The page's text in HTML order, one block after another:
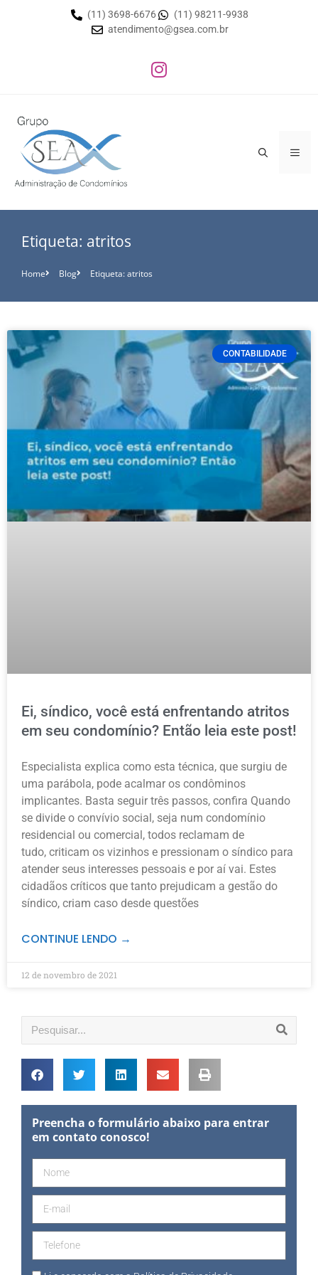
(11) 3698-6676
(11) 98211-9938
atendimento@gsea.com.br
Etiqueta: atritos
Home Blog Etiqueta: atritos
CONTABILIDADE
Ei, síndico, você está enfrentando atritos
em seu condomínio? Então leia este post!
Especialista explica como esta técnica, que surgiu de
uma parábola, pode acalmar os condôminos
implicantes. Basta seguir três passos, confira Quando
se divide o convívio social, seja num condomínio
residencial ou comercial, todos reclamam de
tudo, criticam os vizinhos e pressionam o síndico para
atender seus interesses pessoais e por aí vai. Estes
cidadãos críticos que tanto prejudicam a gestão do
síndico, criam caso desde questões
CONTINUE LENDO →
12 de novembro de 2021
Preencha o formulário abaixo para entrar
em contato conosco!